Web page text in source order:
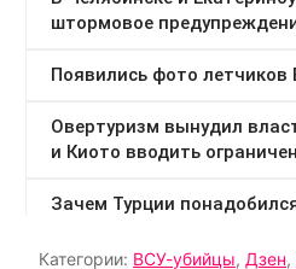
Категории: ВСУ-убийцы, Дзен,